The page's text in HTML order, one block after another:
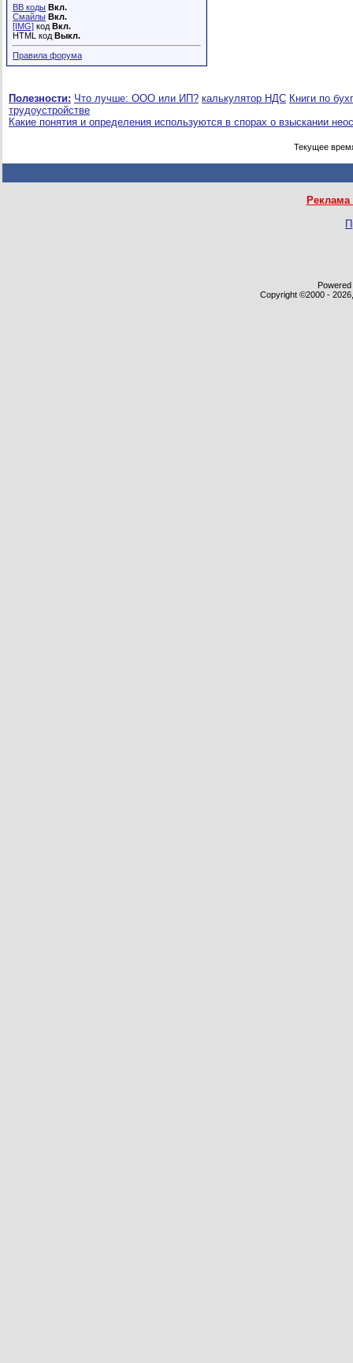
BB коды Вкл.
Смайлы Вкл.
[IMG] код Вкл.
HTML код Выкл.
Правила форума
Полезности: Что лучше: ООО или ИП? калькулятор НДС Книги по
трудоустройстве
Какие понятия и определения используются в спорах о взыскании
Текущее
Copyright ©2000 -